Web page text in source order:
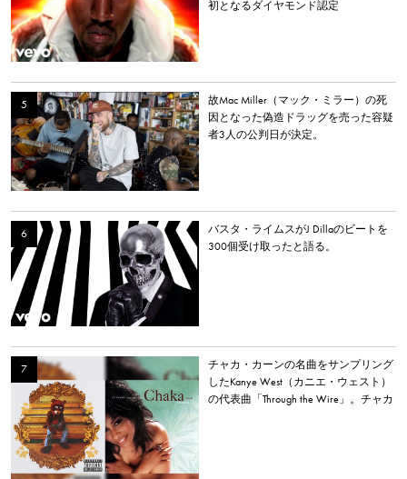
初となるダイヤモンド認定
故Mac Miller（マック・ミラー）の死
因となった偽造ドラッグを売った容疑
者3人の公判日が決定。
バスタ・ライムスがJ Dillaのビートを
300個受け取ったと語る。
チャカ・カーンの名曲をサンプリング
したKanye West（カニエ・ウェスト）
の代表曲「Through the Wire」。チャカ